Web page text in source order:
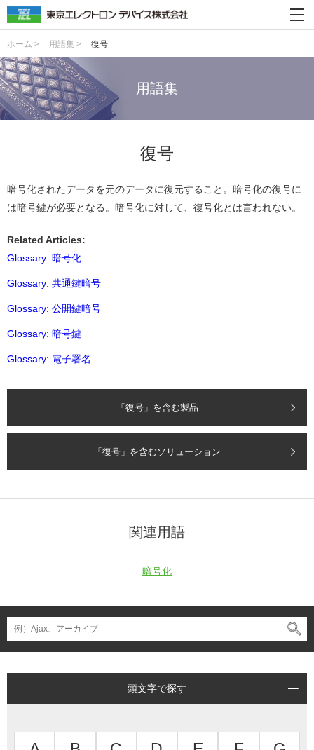
ホーム > 用語集 > 復号
用語集
復号
暗号化されたデータを元のデータに復元すること。暗号化の復号に
は暗号鍵が必要となる。暗号化に対して、復号化とは言われない。
Related Articles:
Glossary: 暗号化
Glossary: 共通鍵暗号
Glossary: 公開鍵暗号
Glossary: 暗号鍵
Glossary: 電子署名
「復号」を含む製品
「復号」を含むソリューション
関連用語
暗号化
頭文字で探す